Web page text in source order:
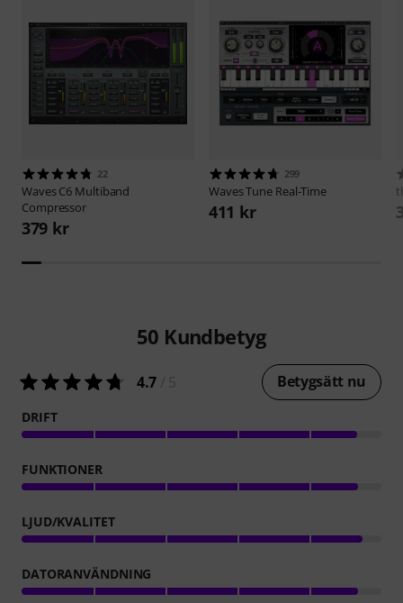
22
WavesC6 Multiband
Compressor
379 kr
299
WavesTune Real-Time
411 kr
50 Kundbetyg
4.7 Betygsätt nu
DRIFT
FUNKTIONER
LJUD/KVALITET
DATORANVÄNDNING